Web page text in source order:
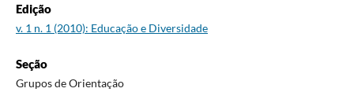
Edição
v. 1 n. 1 (2010): Educação e Diversidade
Seção
Grupos de Orientação